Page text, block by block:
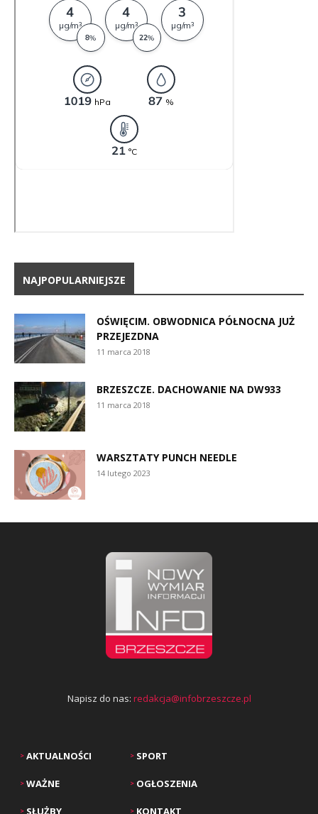
NAJPOPULARNIEJSZE
OŚWIĘCIM. OBWODNICA PÓŁNOCNA JUŻ
PRZEJEZDNA
11 marca 2018
BRZESZCZE. DACHOWANIE NA DW933
11 marca 2018
WARSZTATY PUNCH NEEDLE
14 lutego 2023
Napisz do nas: redakcja@infobrzeszcze.pl
> AKTUALNOŚCI
> WAŻNE
> SŁUŻBY
> SPORT
> OGŁOSZENIA
> KONTAKT